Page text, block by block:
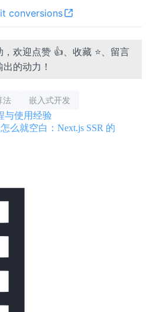
conversions
欢迎点赞 👍、收藏 ⭐、留言
的动力！
法 嵌入式开发
与使用经验
么就空白：Next.js SSR 的